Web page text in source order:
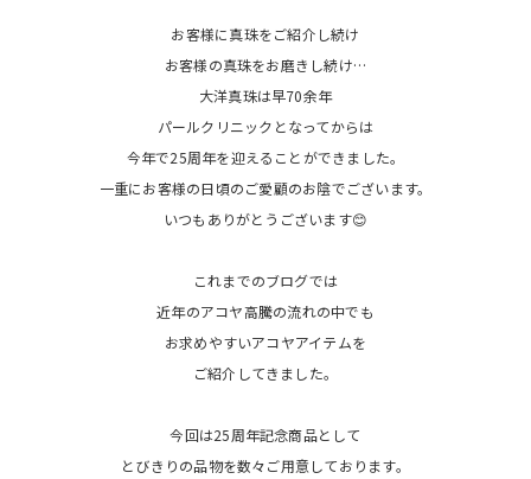
お客様に真珠をご紹介し続け
お客様の真珠をお磨きし続け…
大洋真珠は早70余年
パールクリニックとなってからは
今年で25周年を迎えることができました。
一重にお客様の日頃のご愛顧のお陰でございます。
いつもありがとうございます😊
これまでのブログでは
近年のアコヤ高騰の流れの中でも
お求めやすいアコヤアイテムを
ご紹介してきました。
今回は25周年記念商品として
とびきりの品物を数々ご用意しております。